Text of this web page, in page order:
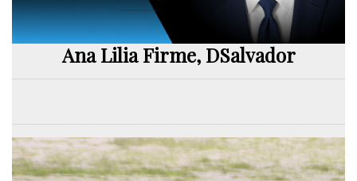
Ana Lilia Firme, DSalvador